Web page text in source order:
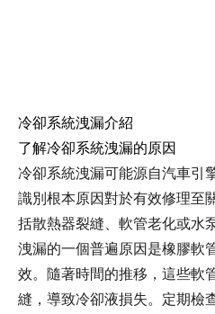
冷卻系統洩漏介紹
了解冷卻系統洩漏的原因
冷卻系統洩漏可能源自汽車引
識別根本原因對於有效修理至
括散熱器裂縫、軟管老化或水
洩漏的一個普遍原因是橡膠軟
效。隨著時間的推移，這些軟
縫，導致冷卻液損失。定期檢